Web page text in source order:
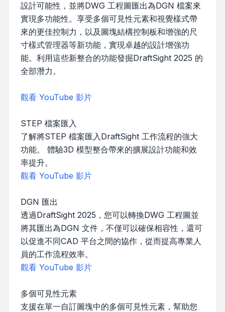
設計可能性，並將DWG 工程圖匯出為DGN 檔案來
實現多功能性。享受多個可見性元素和視覺樣式帶
來的更佳控制力，以及圖塊結構控制板和增強的尺
寸樣式管理器等新功能，實現卓越的設計增強功
能。利用這些新整合的功能發掘DraftSight 2025 的
全部潛力。
觀看 YouTube 影片
STEP 檔案匯入
了解將STEP 檔案匯入DraftSight 工作流程的強大
功能。 體驗3D 模型整合帶來的擴展設計功能和效
率提升。
觀看 YouTube 影片
DGN 匯出
透過DraftSight 2025，您可以轉換DWG 工程圖並
將其匯出為DGN 文件，不僅可以確保相容性，還可
以促進不同CAD 平台之間的協作，從而提高專業人
員的工作流程效率。
觀看 YouTube 影片
多個可見性元素
支援在單一自訂圖塊中的多個可見性元素，幫助您